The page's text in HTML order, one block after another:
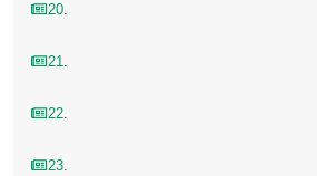
20.
21.
22.
23.